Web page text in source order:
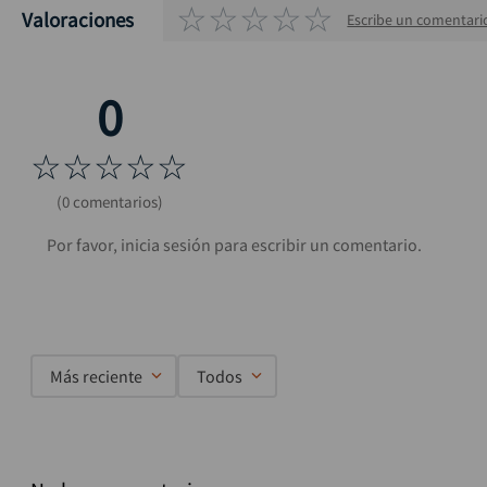
Valoraciones ☆☆☆☆☆ Escribe un
☆☆☆☆☆
(0 comentarios)
Más reciente Todos